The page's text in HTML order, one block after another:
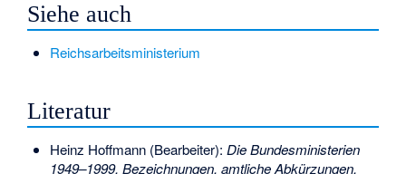
Siehe auch
Reichsarbeitsministerium
Literatur
Heinz Hoffmann (Bearbeiter): Die Bundesministerien
1949–1999. Bezeichnungen, amtliche Abkürzungen,